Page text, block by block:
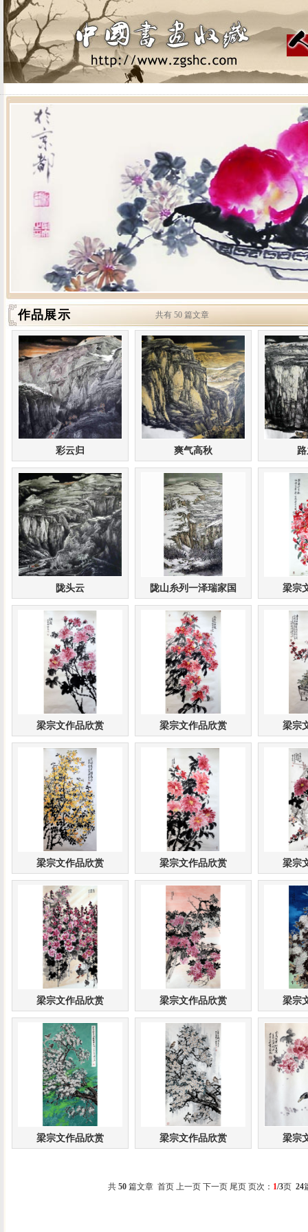
作品展示 共有 50 篇文章
彩云归 爽气高秋
陇头云 陇山糸列一泽瑞家国 梁宗
梁宗文作品欣赏 梁宗文作品欣赏 梁宗
梁宗文作品欣赏 梁宗文作品欣赏 梁宗
梁宗文作品欣赏 梁宗文作品欣赏 梁宗
梁宗文作品欣赏 梁宗文作品欣赏 梁宗
共50 篇文章 首页 上一页下一页 尾页 页次： 1/3页24